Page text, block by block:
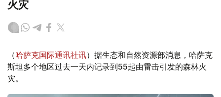
火灾
（哈萨克国际通讯社讯）据生态和自然资源部消息，哈萨克
斯坦多个地区过去一天内记录到55起由雷击引发的森林火
灾。